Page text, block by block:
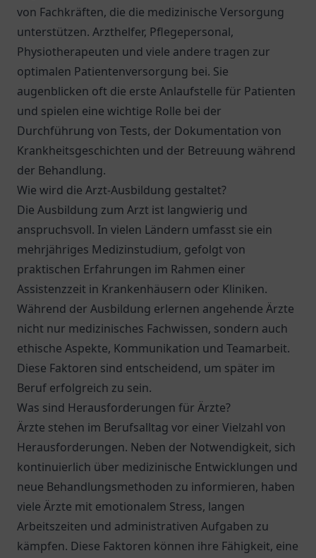
von Fachkräften, die die medizinische Versorgung
unterstützen. Arzthelfer, Pflegepersonal,
Physiotherapeuten und viele andere tragen zur
optimalen Patientenversorgung bei. Sie
augenblicken oft die erste Anlaufstelle für Patienten
und spielen eine wichtige Rolle bei der
Durchführung von Tests, der Dokumentation von
Krankheitsgeschichten und der Betreuung während
der Behandlung.
Wie wird die Arzt-Ausbildung gestaltet?
Die Ausbildung zum Arzt ist langwierig und
anspruchsvoll. In vielen Ländern umfasst sie ein
mehrjähriges Medizinstudium, gefolgt von
praktischen Erfahrungen im Rahmen einer
Assistenzzeit in Krankenhäusern oder Kliniken.
Während der Ausbildung erlernen angehende Ärzte
nicht nur medizinisches Fachwissen, sondern auch
ethische Aspekte, Kommunikation und Teamarbeit.
Diese Faktoren sind entscheidend, um später im
Beruf erfolgreich zu sein.
Was sind Herausforderungen für Ärzte?
Ärzte stehen im Berufsalltag vor einer Vielzahl von
Herausforderungen. Neben der Notwendigkeit, sich
kontinuierlich über medizinische Entwicklungen und
neue Behandlungsmethoden zu informieren, haben
viele Ärzte mit emotionalem Stress, langen
Arbeitszeiten und administrativen Aufgaben zu
kämpfen. Diese Faktoren können ihre Fähigkeit, eine